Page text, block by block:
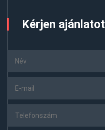
Kérjen ajánlatot